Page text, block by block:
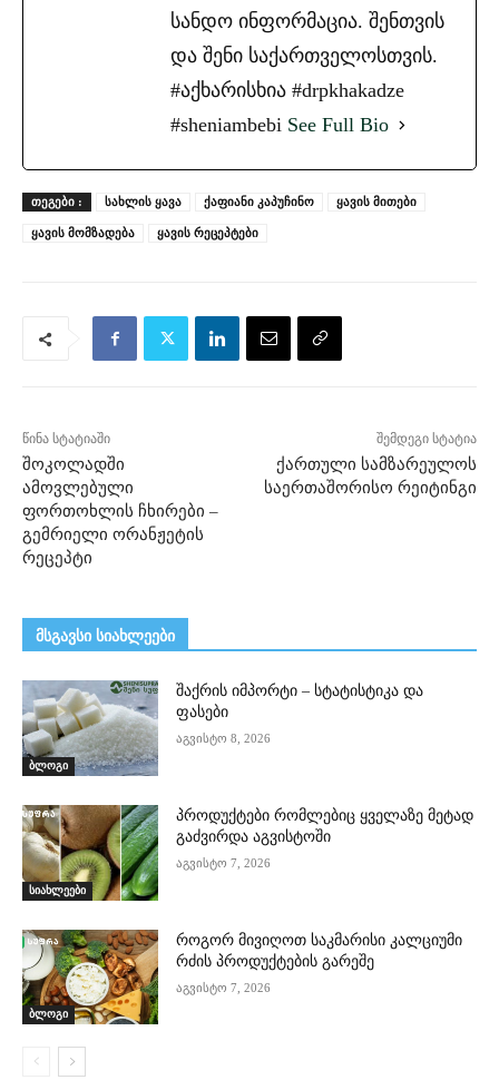
სანდო ინფორმაცია. შენთვის
და შენი საქართველოსთვის.
#აქხარისხია #drpkhakadze
#sheniambebi See Full Bio
ᲗᲔᲒᲔᲑᲘ : სახლის ყავა ქაფიანი კაპუჩინო ყავის მითები
ყავის მომზადება ყავის რეცეპტები
წინა სტატიაში
შოკოლადში
ამოვლებული
ფორთოხლის ჩხირები –
გემრიელი ორანჟეტის
რეცეპტი
შემდეგი სტატია
ქართული სამზარეულოს
საერთაშორისო რეიტინგი
მსგავსი სიახლეები
ბლოგი
შაქრის იმპორტი – სტატისტიკა და
ფასები
აგვისტო 8, 2026
სიახლეები
პროდუქტები რომლებიც ყველაზე მეტად
გაძვირდა აგვისტოში
აგვისტო 7, 2026
ბლოგი
როგორ მივიღოთ საკმარისი კალციუმი
რძის პროდუქტების გარეშე
აგვისტო 7, 2026